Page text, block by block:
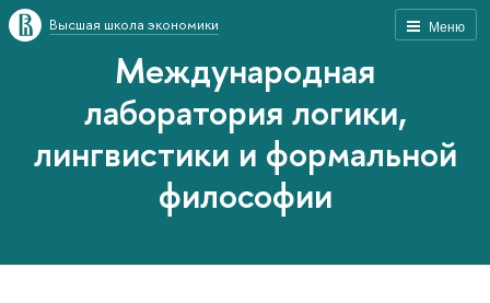
Меню
Высшая школа экономики
Международная
лаборатория логики,
лингвистики и формальной
философии